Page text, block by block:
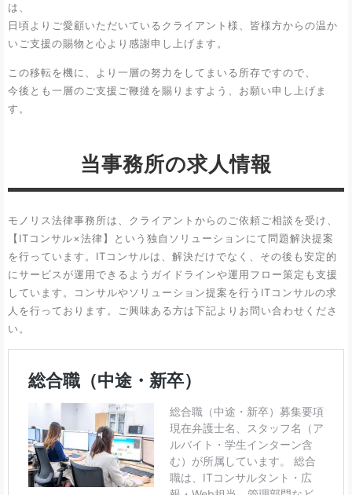
は、
日頃よりご愛顧いただいているクライアント様、皆様方からの温か
いご支援の賜物と心より感謝申し上げます。
この移転を機に、より一層の努力をしてまいる所存ですので、
今後とも一層のご支援ご鞭撻を賜りますよう、お願い申し上げま
す。
当事務所の求人情報
モノリス法律事務所は、クライアントからのご依頼ご相談を受け、
【ITコンサル×法律】という独自ソリューションにて問題解決提案
を行っています。ITコンサルは、解決だけでなく、その後も安定的
にサービスが運用できるようガイドラインや運用フロー策定も支援
しています。コンサルやソリューション提案を行うITコンサルの求
人を行っております。ご興味ある方は下記よりお問い合わせくださ
い。